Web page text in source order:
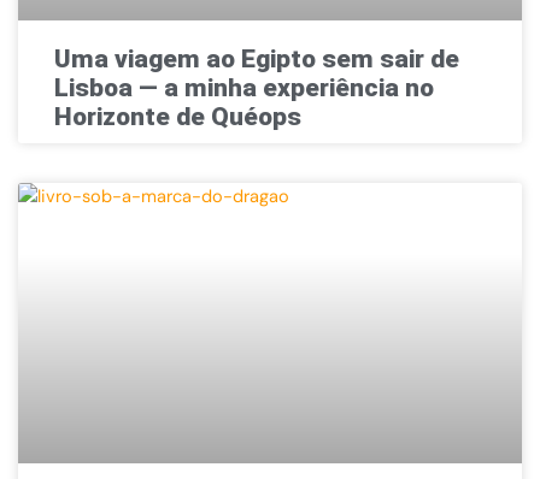
Uma viagem ao Egipto sem sair de
Lisboa — a minha experiência no
Horizonte de Quéops